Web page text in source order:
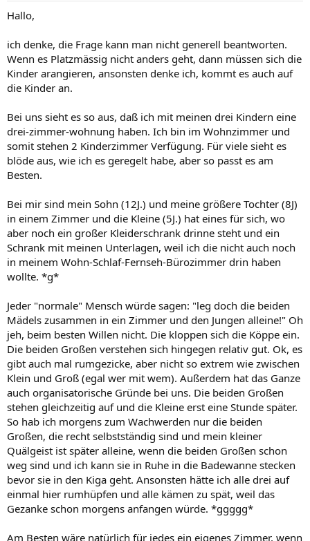
Hallo,
ich denke, die Frage kann man nicht generell beantworten.
Wenn es Platzmässig nicht anders geht, dann müssen sich die
Kinder arangieren, ansonsten denke ich, kommt es auch auf
die Kinder an.
Bei uns sieht es so aus, daß ich mit meinen drei Kindern eine
drei-zimmer-wohnung haben. Ich bin im Wohnzimmer und
somit stehen 2 Kinderzimmer Verfügung. Für viele sieht es
blöde aus, wie ich es geregelt habe, aber so passt es am
Besten.
Bei mir sind mein Sohn (12J.) und meine größere Tochter (8J)
in einem Zimmer und die Kleine (5J.) hat eines für sich, wo
aber noch ein großer Kleiderschrank drinne steht und ein
Schrank mit meinen Unterlagen, weil ich die nicht auch noch
in meinem Wohn-Schlaf-Fernseh-Bürozimmer drin haben
wollte. *g*
Jeder "normale" Mensch würde sagen: "leg doch die beiden
Mädels zusammen in ein Zimmer und den Jungen alleine!" Oh
jeh, beim besten Willen nicht. Die kloppen sich die Köppe ein.
Die beiden Großen verstehen sich hingegen relativ gut. Ok, es
gibt auch mal rumgezicke, aber nicht so extrem wie zwischen
Klein und Groß (egal wer mit wem). Außerdem hat das Ganze
auch organisatorische Gründe bei uns. Die beiden Großen
stehen gleichzeitig auf und die Kleine erst eine Stunde später.
So hab ich morgens zum Wachwerden nur die beiden
Großen, die recht selbstständig sind und mein kleiner
Quälgeist ist später alleine, wenn die beiden Großen schon
weg sind und ich kann sie in Ruhe in die Badewanne stecken
bevor sie in den Kiga geht. Ansonsten hätte ich alle drei auf
einmal hier rumhüpfen und alle kämen zu spät, weil das
Gezanke schon morgens anfangen würde. *ggggg*
Am Besten wäre natürlich für jedes ein eigenes Zimmer, wenn